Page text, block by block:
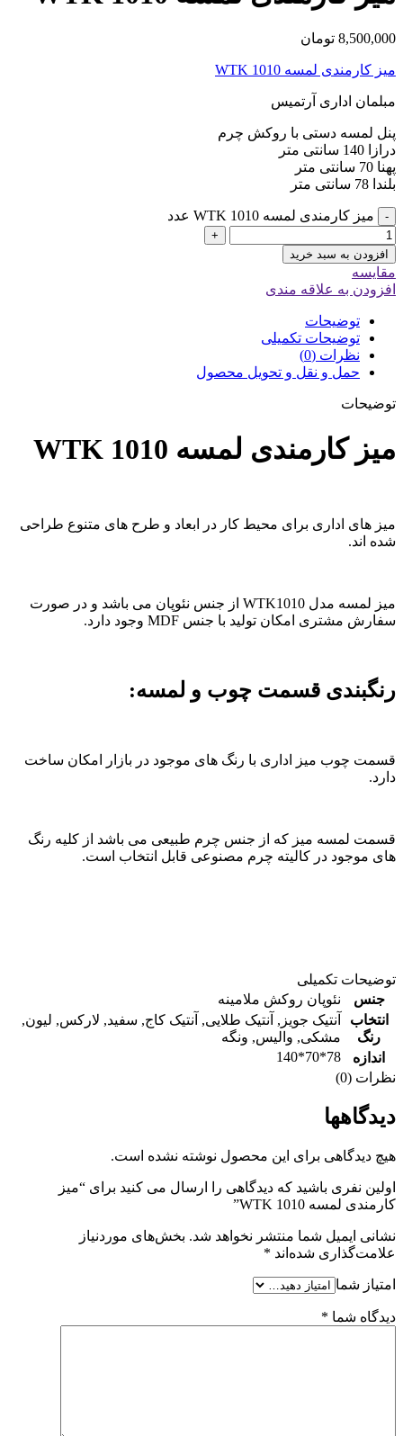
8,500,000 تومان
میز کارمندی لمسه WTK 1010
مبلمان اداری آرتمیس
پنل لمسه دستی با روکش چرم
درازا 140 سانتی متر
پهنا 70 سانتی متر
بلندا 78 سانتی متر
- میز کارمندی لمسه WTK 1010 عدد
+
افزودن به سبد خرید
مقایسه
افزودن به علاقه مندی
توضیحات
توضیحات تکمیلی
نظرات (0)
حمل و نقل و تحویل محصول
توضیحات
میز کارمندی لمسه WTK 1010
میز های اداری برای محیط کار در ابعاد و طرح های متنوع طراحی
شده اند.
میز لمسه مدل WTK1010 از جنس نئوپان می باشد و در صورت
سفارش مشتری امکان تولید با جنس MDF وجود دارد.
رنگبندی قسمت چوب و لمسه:
قسمت چوب میز اداری با رنگ های موجود در بازار امکان ساخت
دارد.
قسمت لمسه میز که از جنس چرم طبیعی می باشد از کلیه رنگ
های موجود در کالیته چرم مصنوعی قابل انتخاب است.
توضیحات تکمیلی
جنس
نئوپان روکش ملامینه
انتخاب
رنگ
آنتیک جویز , آنتیک طلایی, آنتیک کاج, سفید, لارکس, لیون,
مشکی, والیس, ونگه
اندازه
78*70*140
نظرات (0)
دیدگاهها
هیچ دیدگاهی برای این محصول نوشته نشده است.
اولین نفری باشید که دیدگاهی را ارسال می کنید برای “میز
کارمندی لمسه WTK 1010”
نشانی ایمیل شما منتشر نخواهد شد. بخش‌های موردنیاز
علامت‌گذاری شده‌اند *
امتیاز شما
دیدگاه شما *